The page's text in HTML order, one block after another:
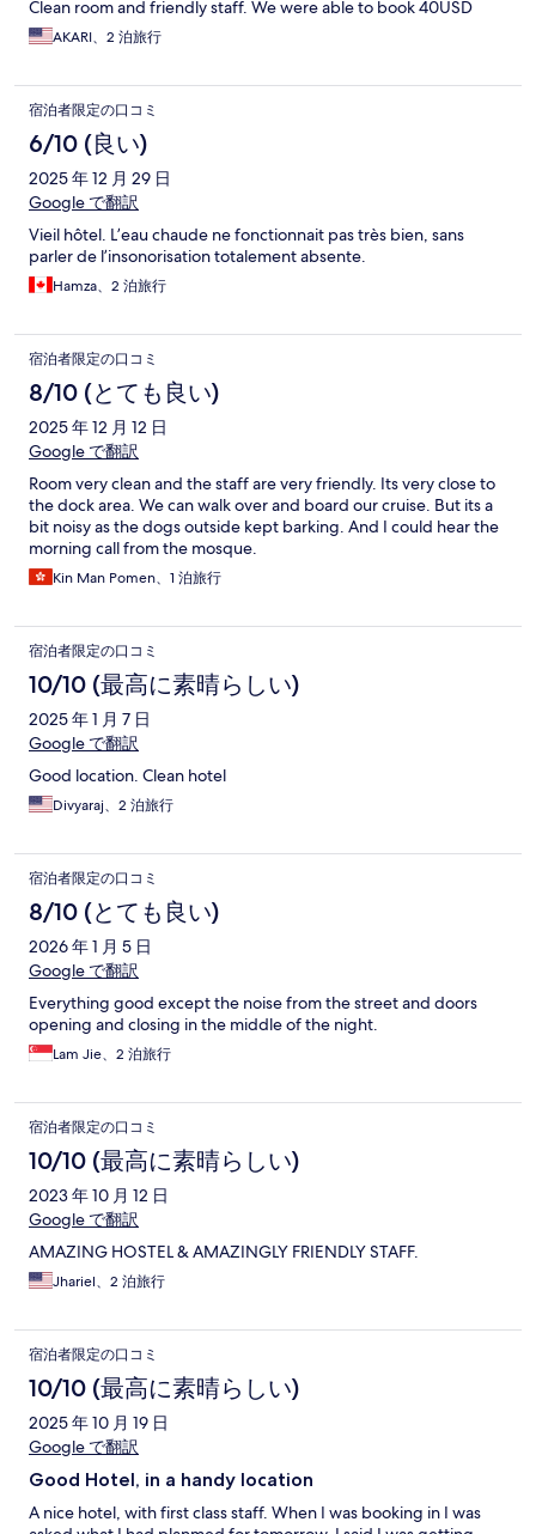
Clean room and friendly staff. We were able to book 40USD
AKARI、2 泊旅行
宿泊者限定の口コミ
6/10 (良い)
2025 年 12 月 29 日
Google で翻訳
Vieil hôtel. L’eau chaude ne fonctionnait pas très bien, sans
parler de l’insonorisation totalement absente.
Hamza、2 泊旅行
宿泊者限定の口コミ
8/10 (とても良い)
2025 年 12 月 12 日
Google で翻訳
Room very clean and the staff are very friendly. Its very close to
the dock area. We can walk over and board our cruise. But its a
bit noisy as the dogs outside kept barking. And I could hear the
morning call from the mosque.
Kin Man Pomen、1 泊旅行
宿泊者限定の口コミ
10/10 (最高に素晴らしい)
2025 年 1 月 7 日
Google で翻訳
Good location. Clean hotel
Divyaraj、2 泊旅行
宿泊者限定の口コミ
8/10 (とても良い)
2026 年 1 月 5 日
Google で翻訳
Everything good except the noise from the street and doors
opening and closing in the middle of the night.
Lam Jie、2 泊旅行
宿泊者限定の口コミ
10/10 (最高に素晴らしい)
2023 年 10 月 12 日
Google で翻訳
AMAZING HOSTEL & AMAZINGLY FRIENDLY STAFF.
Jhariel、2 泊旅行
宿泊者限定の口コミ
10/10 (最高に素晴らしい)
2025 年 10 月 19 日
Google で翻訳
Good Hotel, in a handy location
A nice hotel, with first class staff. When I was booking in I was